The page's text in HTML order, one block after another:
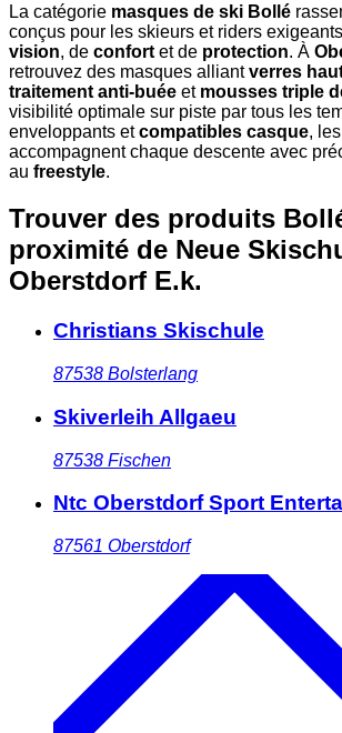
La catégorie masques de ski Bollé
conçus pour les skieurs et riders
vision, de confort et de protection. À
retrouvez des masques alliantverres
traitement anti-buée et mousses triple
visibilité optimale sur piste par tous les
enveloppants etcompatibles casque,
accompagnent chaque descente avec
au freestyle.
Trouver des produits
proximité de Neue
Oberstdorf E.k.
Christians Skischule
87538 Bolsterlang
Skiverleih Allgaeu
87538 Fischen
Ntc Oberstdorf Sport
87561 Oberstdorf